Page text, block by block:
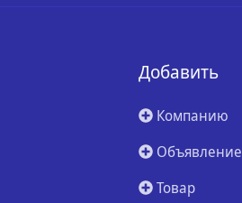
Добавить
Компанию
Объявление
Товар